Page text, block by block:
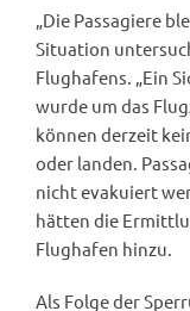
„Die Passagiere
Situation
Flughafens. „Ein
wurde um das
können derzeit
oder landen.
nicht evakuiert
hätten die
Flughafen hinzu.
Als Folge der